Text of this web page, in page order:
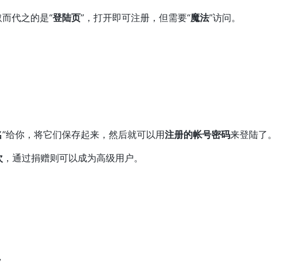
而代之的是“登陆页”，打开即可注册，但需要“魔法”访问。
”给你，将它们保存起来，然后就可以用注册的帐号密码来登陆了。
，通过捐赠则可以成为高级用户。
，